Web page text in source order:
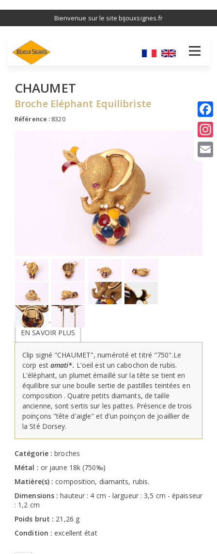
principal
Bienvenue sur le site bijouxsignes.fr
CHAUMET
Broche Eléphant Equilibriste
Référence : 8320
EN SAVOIR PLUS
Clip signé "CHAUMET", numéroté et titré "750".Le
corp est amati*. L'oeil est un cabochon de rubis.
L'éléphant, un plumet émaillé sur la tête se tient en
équilibre sur une boulle sertie de pastilles teintées en
composition . Quatre petits diamants, de taille
ancienne, sont sertis sur les pattes. Présence de trois
poinçons "tête d'aigle" et d'un poinçon de joaillier de
la Sté Dorsey.
Catégorie :broches
Métal : or jaune 18k (750‰)
Matière(s) :composition, diamants, rubis.
Dimensions :hauteur : 4 cm - largueur : 3,5 cm - épaisseur
: 1,2 cm
Poids brut : 21,26 g
Condition :excellent état